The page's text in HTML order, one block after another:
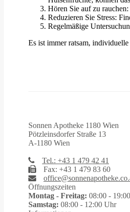
Hören Sie auf zu
Reduzieren Sie Stress:
Regelmäßige
Es ist immer ratsam,
Sonnen Apotheke 1180 Wien
Pötzleinsdorfer Straße 13
A-1180 Wien
Tel.: +43 1 479 42 41
Fax: +43 1 479 83 60
Öffnungszeiten
Montag - Freitag: 08:00 -
Samstag: 08:00 - 12:00 Uhr